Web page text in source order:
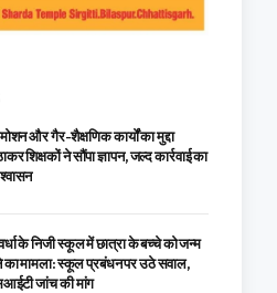
और गैर-शैक्षणिक कार्यों का मुद्दा
शिक्षकों ने सौंपा ज्ञापन, जल्द कार्रवाई का
के निजी स्कूल में छात्रा के बच्चे को जन्म
का मामला: स्कूल प्रबंधन पर उठे सवाल,
जांच की मांग